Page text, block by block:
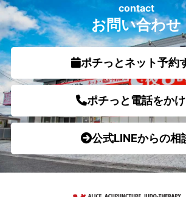
お問い合わせ
contact
ポチっとネット予約
ポチっと電話をか
公式LINEからの相